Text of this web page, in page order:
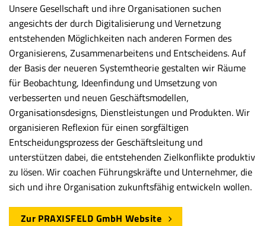
Unsere Gesellschaft und ihre Organisationen suchen
angesichts der durch Digitalisierung und Vernetzung
entstehenden Möglichkeiten nach anderen Formen des
Organisierens, Zusammenarbeitens und Entscheidens. Auf
der Basis der neueren Systemtheorie gestalten wir Räume
für Beobachtung, Ideenfindung und Umsetzung von
verbesserten und neuen Geschäftsmodellen,
Organisationsdesigns, Dienstleistungen und Produkten. Wir
organisieren Reflexion für einen sorgfältigen
Entscheidungsprozess der Geschäftsleitung und
unterstützen dabei, die entstehenden Zielkonflikte produktiv
zu lösen. Wir coachen Führungskräfte und Unternehmer, die
sich und ihre Organisation zukunftsfähig entwickeln wollen.
Zur PRAXISFELD GmbH Website